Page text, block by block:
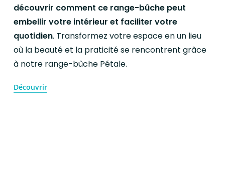
découvrir comment ce range-bûche peut
embellir votre intérieur et faciliter votre
quotidien. Transformez votre espace en un lieu
où la beauté et la praticité se rencontrent grâce
à notre range-bûche Pétale.
Découvrir